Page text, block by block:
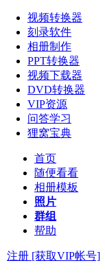
视频转换器
刻录软件
相册制作
PPT转换器
视频下载器
DVD转换器
VIP资源
问答学习
狸窝宝典
首页
随便看看
相册模板
照片
群组
帮助
注册 [获取VIP帐号]